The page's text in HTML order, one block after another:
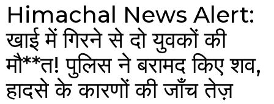
Himachal News Alert:
खाई में गिरने से दो युवकों की
मौ**त! पुलिस ने बरामद किए शव,
हादसे के कारणों की जाँच तेज़